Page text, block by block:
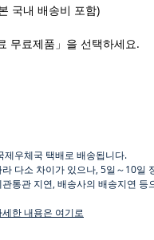
국내 배송비 포함)
무료제품」을 선택하세요.
제우체국 택배로 배송됩니다.
라 다소 차이가 있으나 5일～10일
관통관 지연, 배송사의 배송지연 등
세한 내용은 여기로